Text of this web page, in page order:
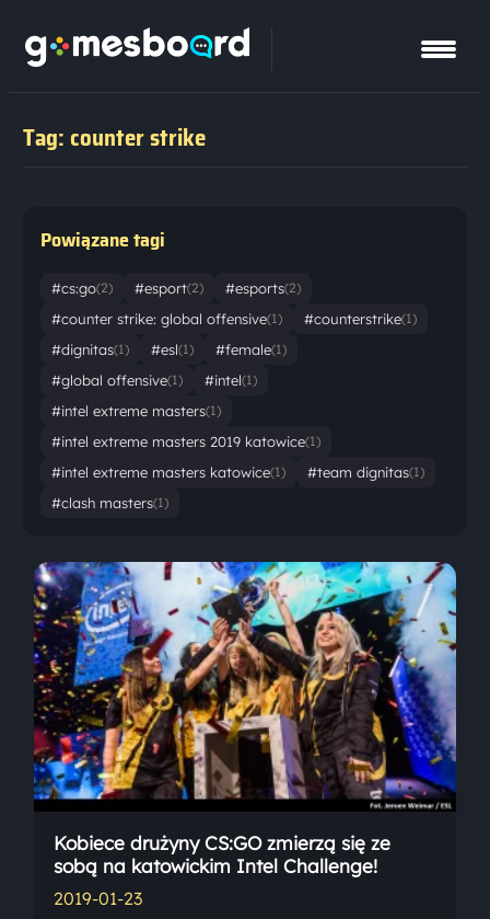
Tag: counter strike
Powiązane tagi
#cs:go(2) #esport(2) #esports(2)
#counter strike: global offensive(1) #counterstrike(1)
#dignitas(1) #esl(1) #female(1)
#global offensive(1) #intel(1)
#intel extreme masters(1)
#intel extreme masters 2019 katowice(1)
#intel extreme masters katowice(1) #team dignitas(1)
#clash masters(1)
Kobiece drużyny CS:GO zmierzą się ze
sobą na katowickim Intel Challenge!
2019-01-23